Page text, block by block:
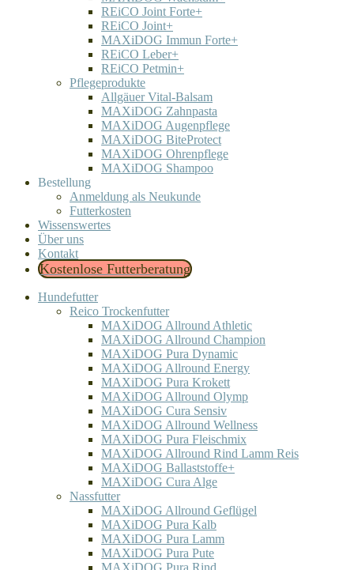
REiCO Joint Forte+
REiCO Joint+
MAXiDOG Immun Forte+
REiCO Leber+
REiCO Petmin+
Pflegeprodukte
Allgäuer Vital-Balsam
MAXiDOG Zahnpasta
MAXiDOG Augenpflege
MAXiDOG BiteProtect
MAXiDOG Ohrenpflege
MAXiDOG Shampoo
Bestellung
Anmeldung als Neukunde
Futterkosten
Wissenswertes
Über uns
Kontakt
Kostenlose Futterberatung
Hundefutter
Reico Trockenfutter
MAXiDOG Allround Athletic
MAXiDOG Allround Champion
MAXiDOG Pura Dynamic
MAXiDOG Allround Energy
MAXiDOG Pura Krokett
MAXiDOG Allround Olymp
MAXiDOG Cura Sensiv
MAXiDOG Allround Wellness
MAXiDOG Pura Fleischmix
MAXiDOG Allround Rind Lamm Reis
MAXiDOG Ballaststoffe+
MAXiDOG Cura Alge
Nassfutter
MAXiDOG Allround Geflügel
MAXiDOG Pura Kalb
MAXiDOG Pura Lamm
MAXiDOG Pura Pute
MAXiDOG Pura Rind